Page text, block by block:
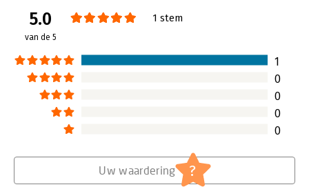
Uitgever:
Prometheus
Verschijningsdatum:
Hoofdrubriek:
5.0
van de 5
1 stem
1
0
0
0
0
Uw waardering ?